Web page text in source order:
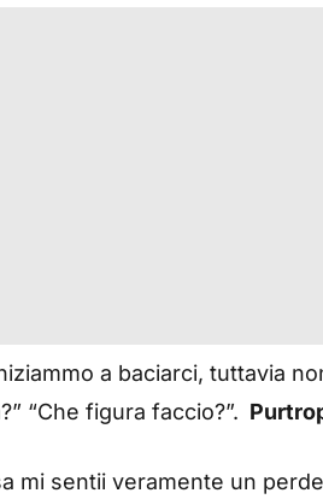
a baciarci, tuttavia
“Che figura faccio?”.
mi sentii veramente un